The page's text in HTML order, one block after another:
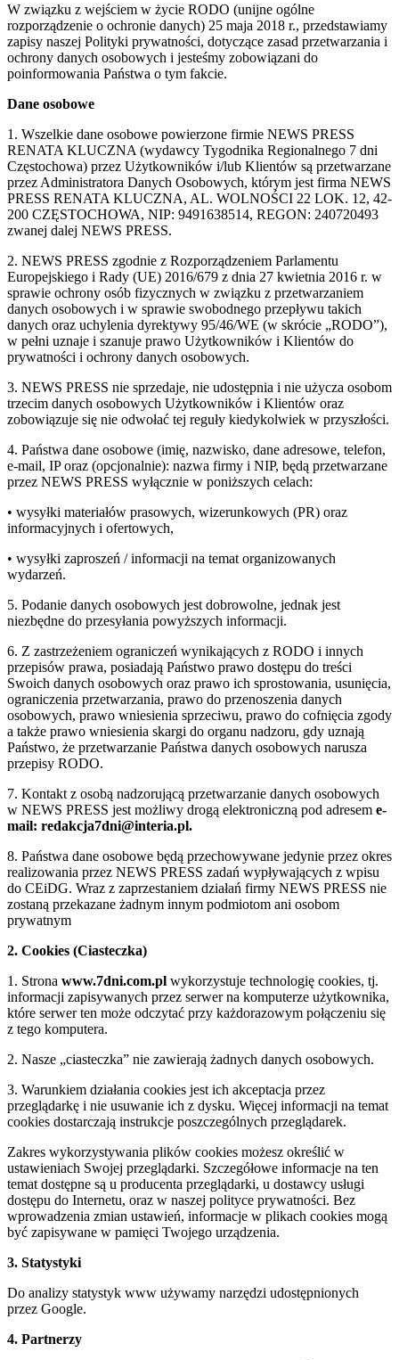
W związku z wejściem w życie RODO (unijne ogólne
rozporządzenie o ochronie danych) 25 maja 2018 r., przedstawiamy
zapisy naszej Polityki prywatności, dotyczące zasad przetwarzania i
ochrony danych osobowych i jesteśmy zobowiązani do
poinformowania Państwa o tym fakcie.
Dane osobowe
1. Wszelkie dane osobowe powierzone firmie NEWS PRESS
RENATA KLUCZNA (wydawcy Tygodnika Regionalnego 7 dni
Częstochowa) przez Użytkowników i/lub Klientów są przetwarzane
przez Administratora Danych Osobowych, którym jest firma NEWS
PRESS RENATA KLUCZNA, AL. WOLNOŚCI 22 LOK. 12, 42-
200 CZĘSTOCHOWA, NIP: 9491638514, REGON: 240720493
zwanej dalej NEWS PRESS.
2. NEWS PRESS zgodnie z Rozporządzeniem Parlamentu
Europejskiego i Rady (UE) 2016/679 z dnia 27 kwietnia 2016 r. w
sprawie ochrony osób fizycznych w związku z przetwarzaniem
danych osobowych i w sprawie swobodnego przepływu takich
danych oraz uchylenia dyrektywy 95/46/WE (w skrócie „RODO”),
w pełni uznaje i szanuje prawo Użytkowników i Klientów do
prywatności i ochrony danych osobowych.
3. NEWS PRESS nie sprzedaje, nie udostępnia i nie użycza osobom
trzecim danych osobowych Użytkowników i Klientów oraz
zobowiązuje się nie odwołać tej reguły kiedykolwiek w przyszłości.
4. Państwa dane osobowe (imię, nazwisko, dane adresowe, telefon,
e-mail, IP oraz (opcjonalnie): nazwa firmy i NIP, będą przetwarzane
przez NEWS PRESS wyłącznie w poniższych celach:
• wysyłki materiałów prasowych, wizerunkowych (PR) oraz
informacyjnych i ofertowych,
• wysyłki zaproszeń / informacji na temat organizowanych
wydarzeń.
5. Podanie danych osobowych jest dobrowolne, jednak jest
niezbędne do przesyłania powyższych informacji.
6. Z zastrzeżeniem ograniczeń wynikających z RODO i innych
przepisów prawa, posiadają Państwo prawo dostępu do treści
Swoich danych osobowych oraz prawo ich sprostowania, usunięcia,
ograniczenia przetwarzania, prawo do przenoszenia danych
osobowych, prawo wniesienia sprzeciwu, prawo do cofnięcia zgody
a także prawo wniesienia skargi do organu nadzoru, gdy uznają
Państwo, że przetwarzanie Państwa danych osobowych narusza
przepisy RODO.
7. Kontakt z osobą nadzorującą przetwarzanie danych osobowych
w NEWS PRESS jest możliwy drogą elektroniczną pod adresem e-
mail: redakcja7dni@interia.pl.
8. Państwa dane osobowe będą przechowywane jedynie przez okres
realizowania przez NEWS PRESS zadań wypływających z wpisu
do CEiDG. Wraz z zaprzestaniem działań firmy NEWS PRESS nie
zostaną przekazane żadnym innym podmiotom ani osobom
prywatnym
2. Cookies (Ciasteczka)
1. Strona www.7dni.com.pl wykorzystuje technologię cookies, tj.
informacji zapisywanych przez serwer na komputerze użytkownika,
które serwer ten może odczytać przy każdorazowym połączeniu się
z tego komputera.
2. Nasze „ciasteczka” nie zawierają żadnych danych osobowych.
3. Warunkiem działania cookies jest ich akceptacja przez
przeglądarkę i nie usuwanie ich z dysku. Więcej informacji na temat
cookies dostarczają instrukcje poszczególnych przeglądarek.
Zakres wykorzystywania plików cookies możesz określić w
ustawieniach Swojej przeglądarki. Szczegółowe informacje na ten
temat dostępne są u producenta przeglądarki, u dostawcy usługi
dostępu do Internetu, oraz w naszej polityce prywatności. Bez
wprowadzenia zmian ustawień, informacje w plikach cookies mogą
być zapisywane w pamięci Twojego urządzenia.
3. Statystyki
Do analizy statystyk www używamy narzędzi udostępnionych
przez Google.
4. Partnerzy